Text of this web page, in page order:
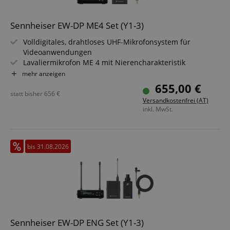
Sennheiser EW-DP ME4 Set (Y1-3)
Volldigitales, drahtloses UHF-Mikrofonsystem für
Videoanwendungen
Lavaliermikrofon ME 4 mit Nierencharakteristik
Frequenzbereich Y1-3: 1785,2 - 1799,8 MHz
Besonders lange Akkulaufzeit: Sender bis zu 12 Std.,
Empfänger bis zu 7 Std.
Außergewöhnlich geringe Latenz (1,9 ms)
Smart Assist App für Überwachung und Steuerung
mehr anzeigen
655,00 €
Versandkostenfrei (AT)
inkl. MwSt.
statt bisher 656 €
bis 31.08.2026
Sennheiser EW-DP ENG Set (Y1-3)